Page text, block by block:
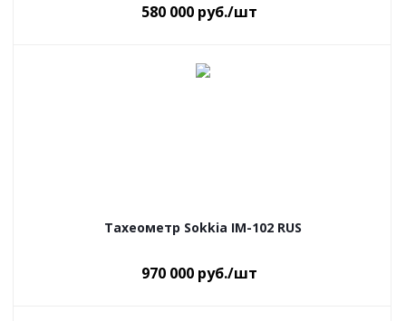
580 000 руб./шт
Тахеометр Sokkia IM-102 RUS
970 000 руб./шт